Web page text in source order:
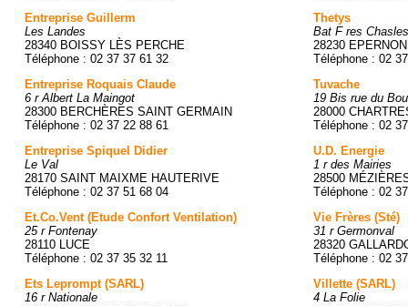
Entreprise Guillerm
Les Landes
28340 BOISSY LÈS PERCHE
Téléphone : 02 37 37 61 32
Entreprise Roquais Claude
6 r Albert La Maingot
28300 BERCHÈRES SAINT GERMAIN
Téléphone : 02 37 22 88 61
Entreprise Spiquel Didier
Le Val
28170 SAINT MAIXME HAUTERIVE
Téléphone : 02 37 51 68 04
Et.Co.Vent (Etude Confort Ventilation)
25 r Fontenay
28110 LUCE
Téléphone : 02 37 35 32 11
Ets Leprompt (SARL)
16 r Nationale
Thetys
Bat F res Chasles
28230 EPERNON
Téléphone : 02
Tuvache
19 Bis rue du
28000
Téléphone : 02
U.D. Energie
1 r des Mairies
28500
Téléphone : 02
Vie Frères (Sté)
31 r Germonval
28320
Téléphone : 02
Villette (SARL)
4 La Folie